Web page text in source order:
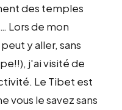
des temples
Lors de mon
y aller, sans
j'ai visité de
Le Tibet est
vous le savez sans